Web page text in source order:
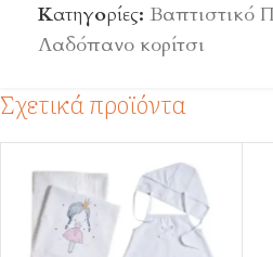
Κατηγορίες: Βαπτιστικό
Λαδόπανο κορίτσι
Σχετικά προϊόντα